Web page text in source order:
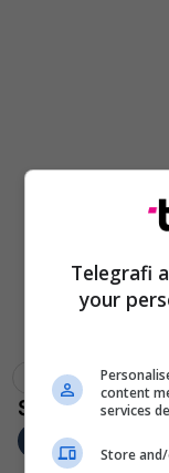
Ushtria Zvicerane
Telegrafi
your
content
services
Store